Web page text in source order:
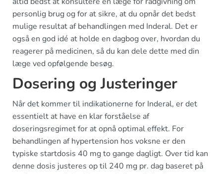
personlig brug og for at sikre, at du opnår det bedst
mulige resultat af behandlingen med Inderal. Det er
også en god idé at holde en dagbog over, hvordan du
reagerer på medicinen, så du kan dele dette med din
læge ved opfølgende besøg.
Dosering og Justeringer
Når det kommer til indikationerne for Inderal, er det
essentielt at have en klar forståelse af
doseringsregimet for at opnå optimal effekt. For
behandlingen af hypertension hos voksne er den
typiske startdosis 40 mg to gange dagligt. Over tid kan
denne dosis justeres op til 240 mg pr. dag baseret på